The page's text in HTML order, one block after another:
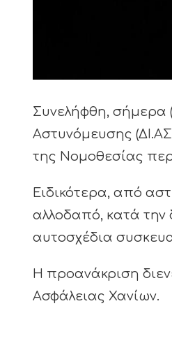
Συνελήφθη, σήμερα
Αστυνόμευσης
της Νομοθεσίας
Ειδικότερα, από
αλλοδαπό, κατά την
αυτοσχέδια
Η προανάκριση
Ασφάλειας Χανίων.